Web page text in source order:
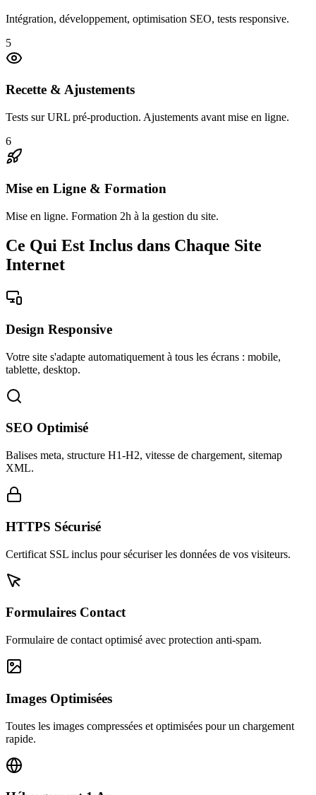
Intégration, développement, optimisation SEO, tests responsive.
5
Recette & Ajustements
Tests sur URL pré-production. Ajustements avant mise en ligne.
6
Mise en Ligne & Formation
Mise en ligne. Formation 2h à la gestion du site.
Ce Qui Est Inclus dans Chaque Site
Internet
Design Responsive
Votre site s'adapte automatiquement à tous les écrans : mobile,
tablette, desktop.
SEO Optimisé
Balises meta, structure H1-H2, vitesse de chargement, sitemap
XML.
HTTPS Sécurisé
Certificat SSL inclus pour sécuriser les données de vos visiteurs.
Formulaires Contact
Formulaire de contact optimisé avec protection anti-spam.
Images Optimisées
Toutes les images compressées et optimisées pour un chargement
rapide.